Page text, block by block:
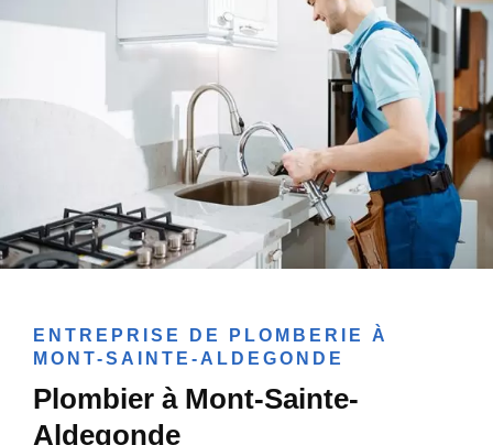
ENTREPRISE DE PLOMBERIE À
MONT-SAINTE-ALDEGONDE
Plombier à Mont-Sainte-
Aldegonde